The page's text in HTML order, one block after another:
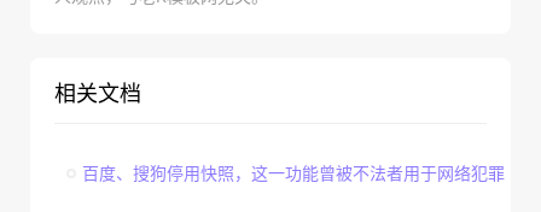
相关文档
百度、搜狗停用快照，这一功能曾被不法者用于网络犯罪